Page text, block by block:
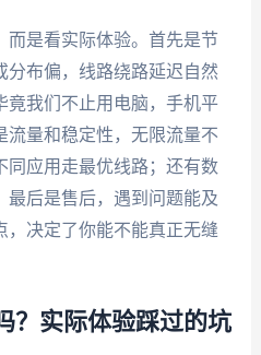
而是看实际体验。首先是节
布偏，线路绕路延迟自然
竟我们不止用电脑，手机平
流量和稳定性，无限流量不
同应用走最优线路；还有数
最后是售后，遇到问题能及
，决定了你能不能真正无缝
？实际体验踩过的坑